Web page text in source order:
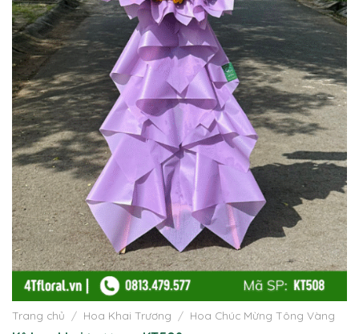
Trang chủ / Hoa Khai Trương / Hoa Chúc Mừng Tông Vàng